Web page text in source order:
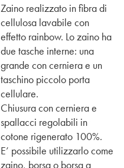
Zaino realizzato in fibra di
cellulosa lavabile con
effetto rainbow. Lo zaino ha
due tasche interne: una
grande con cerniera e un
taschino piccolo porta
cellulare.
Chiusura con cerniera e
spallacci regolabili in
cotone rigenerato 100%.
E’ possibile utilizzarlo come
zaino, borsa o borsa a